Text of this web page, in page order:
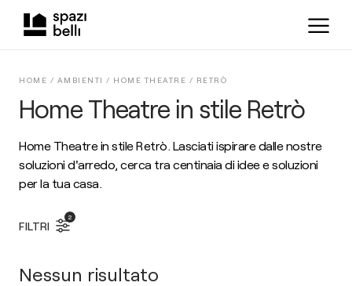
Home Theatre in stile Retrò
HOME / AMBIENTI / HOME THEATRE / RETRÒ
Home Theatre in stile Retrò. Lasciati ispirare dalle nostre
soluzioni d'arredo, cerca tra centinaia di idee e soluzioni
per la tua casa.
FILTRI
2
Nessun risultato